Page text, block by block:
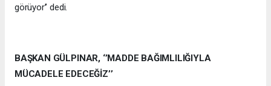
görüyor’’ dedi.
BAŞKAN GÜLPINAR, ‘’MADDE BAĞIMLILIĞIYLA
MÜCADELE EDECEĞİZ’’